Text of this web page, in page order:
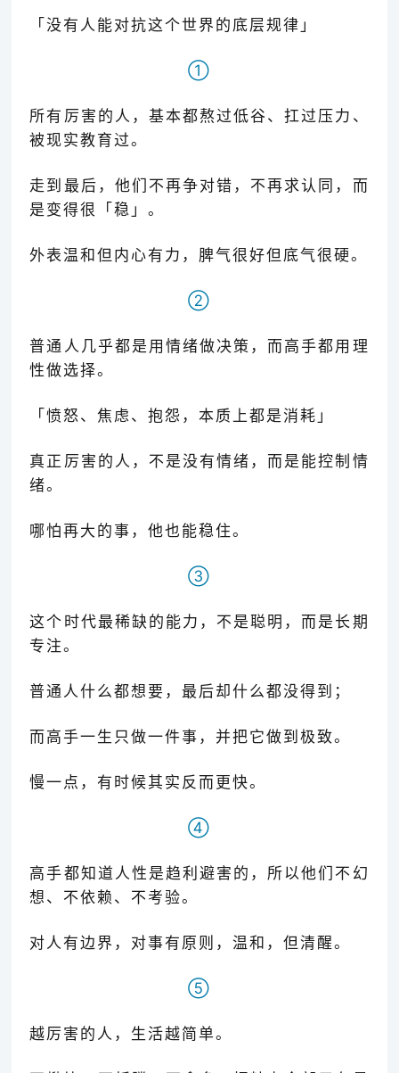
「没有人能对抗这个世界的底层规律」
①
所有厉害的人，基本都熬过低谷、扛过压力、
被现实教育过。
走到最后，他们不再争对错，不再求认同，而
是变得很「稳 」。
外表温和但内心有力，脾气很好但底气很硬。
②
普通人几乎都是用情绪做决策，而高手都用理
性做选择。
「愤怒、焦虑、抱怨，本质上都是消耗 」
真正厉害的人，不是没有情绪，而是能控制情
绪。
哪怕再大的事，他也能稳住。
③
这个时代最稀缺的能力，不是聪明，而是长期
专注。
普通人什么都想要，最后却什么都没得到；
而高手一生只做一件事，并把它做到极致。
慢一点，有时候其实反而更快。
④
高手都知道人性是趋利避害的，所以他们不幻
想、不依赖、不考验。
对人有边界，对事有原则，温和，但清醒。
⑤
越厉害的人，生活越简单。